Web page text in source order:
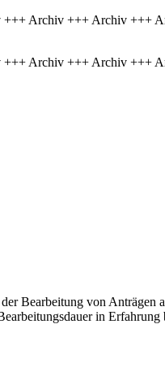
Archiv +++ Archiv +++
Archiv +++ Archiv +++
Bearbeitung von Anträgen
in Erfahrung